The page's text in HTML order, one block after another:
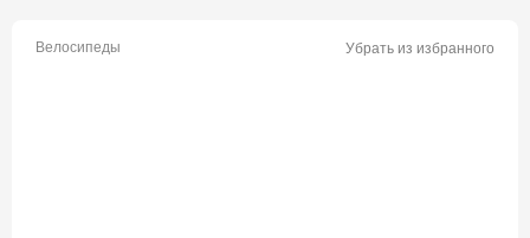
Велосипеды Убрать из избранного